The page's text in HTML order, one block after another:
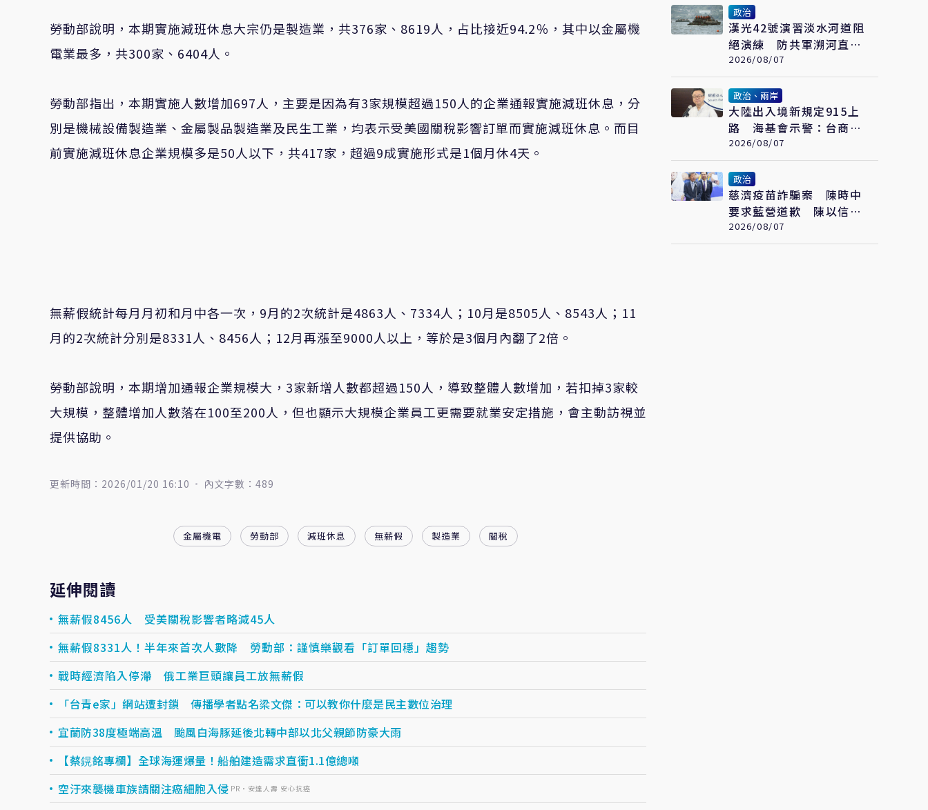
勞動部說明，本期實施減班休息大宗仍是製造業，共376家、8619人，占比接近94.2％，其中以金屬機
電業最多，共300家、6404人。
勞動部指出，本期實施人數增加697人，主要是因為有3家規模超過150人的企業通報實施減班休息，分
別是機械設備製造業、金屬製品製造業及民生工業，均表示受美國關稅影響訂單而實施減班休息。而目
前實施減班休息企業規模多是50人以下，共417家，超過9成實施形式是1個月休4天。
無薪假統計每月月初和月中各一次，9月的2次統計是4863人 、 7334人 ；10月是8505人 、 8543人 ；11
月的2次統計分別是8331人 、8456人；12月再漲至9000人以上，等於是3個月內翻了2倍。
勞動部說明，本期增加通報企業規模大，3家新增人數都超過150人，導致整體人數增加，若扣掉3家較
大規模，整體增加人數落在100至200人，但也顯示大規模企業員工更需要就業安定措施，會主動訪視並
提供協助。
更新時間：2026/01/20 16:10 內文字數：489
金屬機電 勞動部 減班休息 無薪假 製造業 關稅
延伸閱讀
無薪假8456人 受美關稅影響者略減45人
無薪假8331人！半年來首次人數降 勞動部：謹慎樂觀看「訂單回穩」趨勢
戰時經濟陷入停滯 俄工業巨頭讓員工放無薪假
「台青e家」網站遭封鎖 傳播學者點名梁文傑：可以教你什麼是民主數位治理
宜蘭防38度極端高溫 颱風白海豚延後北轉中部以北父親節防豪大雨
【蔡鎤銘專欄】全球海運爆量！船舶建造需求直衝1.1億總噸
空汙來襲機車族請關注癌細胞入侵 PR・安達人壽 安心抗癌
政治
漢光42號演習淡水河道阻
絕演練 防共軍溯河直取
台北
2026/08/07
政治、兩岸
大陸出入境新規定915上
路 海基會示警：台商也
可能受影響
2026/08/07
政治
慈濟疫苗詐騙案 陳時中
要求藍營道歉 陳以信
批：為從毒油案脫身
2026/08/07